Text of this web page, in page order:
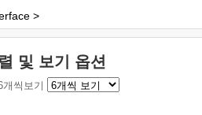
>
및 보기 옵션
개씩보기